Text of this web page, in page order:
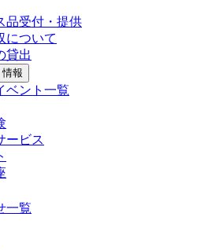
品受付・提供
について
貸出
報
ベント一覧
ービス
一覧